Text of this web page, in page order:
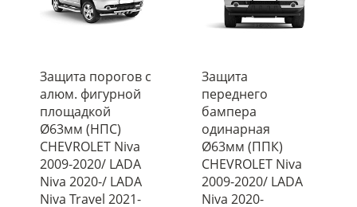
Защита порогов с
алюм. фигурной
площадкой
Ø63мм (НПС)
CHEVROLET Niva
2009-2020/ LADA
Niva 2020-/ LADA
Niva Travel 2021-
Защита
переднего
бампера
одинарная
Ø63мм (ППК)
CHEVROLET Niva
2009-2020/ LADA
Niva 2020-